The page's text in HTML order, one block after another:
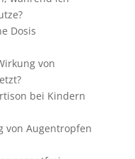
Dosis
von
bei Kindern
von Augentropfen